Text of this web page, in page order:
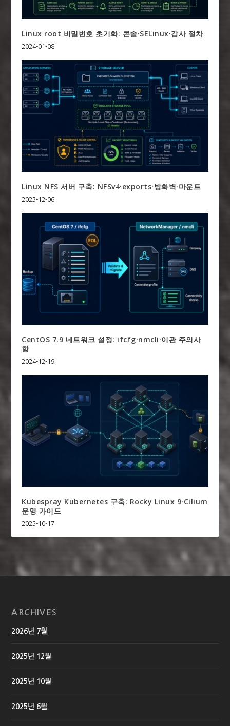
Linux root 비밀번호 초기화: 콘솔·SELinux·감사 절차
2024-01-08
Linux NFS 서버 구축: NFSv4·exports·방화벽·마운트
2023-12-06
CentOS 7.9 네트워크 설정: ifcfg·nmcli·이관 주의사
항
2024-12-19
Kubespray Kubernetes 구축: Rocky Linux 9·Cilium
운영 가이드
2025-10-17
ARCHIVES
2026년 7월
2025년 12월
2025년 10월
2025년 6월